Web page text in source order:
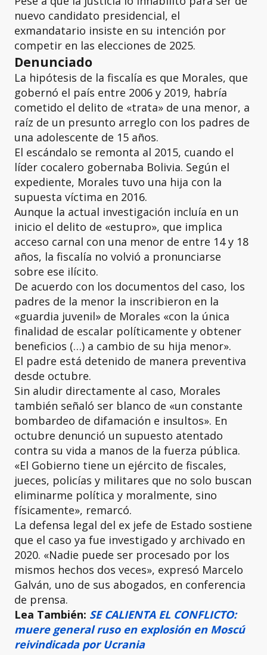
nuevo candidato presidencial, el
exmandatario insiste en su intención por
competir en las elecciones de 2025.
Denunciado
La hipótesis de la fiscalía es que Morales, que
gobernó el país entre 2006 y 2019, habría
cometido el delito de «trata» de una menor, a
raíz de un presunto arreglo con los padres de
una adolescente de 15 años.
El escándalo se remonta al 2015, cuando el
líder cocalero gobernaba Bolivia. Según el
expediente, Morales tuvo una hija con la
supuesta víctima en 2016.
Aunque la actual investigación incluía en un
inicio el delito de «estupro», que implica
acceso carnal con una menor de entre 14 y 18
años, la fiscalía no volvió a pronunciarse
sobre ese ilícito.
De acuerdo con los documentos del caso, los
padres de la menor la inscribieron en la
«guardia juvenil» de Morales «con la única
finalidad de escalar políticamente y obtener
beneficios (…) a cambio de su hija menor».
El padre está detenido de manera preventiva
desde octubre.
Sin aludir directamente al caso, Morales
también señaló ser blanco de «un constante
bombardeo de difamación e insultos». En
octubre denunció un supuesto atentado
contra su vida a manos de la fuerza pública.
«El Gobierno tiene un ejército de fiscales,
jueces, policías y militares que no solo buscan
eliminarme política y moralmente, sino
físicamente», remarcó.
La defensa legal del ex jefe de Estado sostiene
que el caso ya fue investigado y archivado en
2020. «Nadie puede ser procesado por los
mismos hechos dos veces», expresó Marcelo
Galván, uno de sus abogados, en conferencia
de prensa.
Lea También: SE CALIENTA EL CONFLICTO:
muere general ruso en explosión en Moscú
reivindicada por Ucrania